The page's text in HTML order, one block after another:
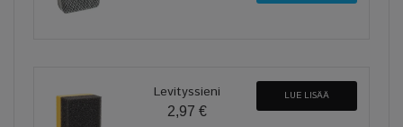
Levityssieni
2,97 €
LUE LISÄÄ